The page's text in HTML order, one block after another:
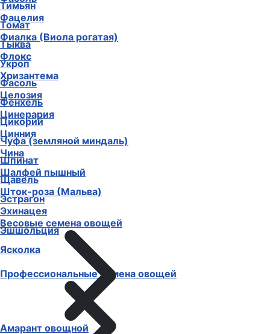
Фацелия
Фиалка (Виола рогатая)
Флокс
Хризантема
Целозия
Цинерария
Цинния
Чина
Шалфей пышный
Шток-роза (Мальва)
Эхинацея
Эшшольция
Ясколка
Профессиональные семена овощей
Тимьян
Томат
Тыква
Укроп
Фасоль
Фенхель
Цикорий
Чуфа (земляной миндаль)
Шпинат
Щавель
Эстрагон
Весовые семена овощей
Амарант овощной